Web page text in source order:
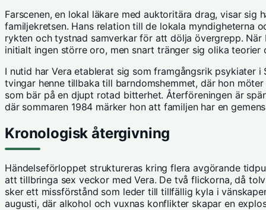
Farscenen, en lokal läkare med auktoritära drag, visar
familjekretsen. Hans relation till de lokala myndigheterna
rykten och tystnad samverkar för att dölja övergrepp.
initialt ingen större oro, men snart tränger sig olika teorier
I nutid har Vera etablerat sig som framgångsrik psykiater
tvingar henne tillbaka till barndomshemmet, där hon
som bär på en djupt rotad bitterhet. Återföreningen är
där sommaren 1984 märker hon att familjen har en
Kronologisk återgivning
Händelseförloppet struktureras kring flera avgörande
att tillbringa sex veckor med Vera. De två flickorna, då
sker ett missförstånd som leder till tillfällig kyla i
augusti, där alkohol och vuxnas konflikter skapar en